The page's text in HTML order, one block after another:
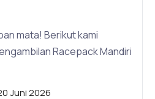
mata! Berikut kami
Racepack Mandiri
Juni 2026